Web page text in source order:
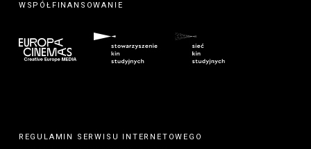
MECENAS
WSPÓŁFINANSOWANIE
REGULAMIN SERWISU INTERNETOWEGO